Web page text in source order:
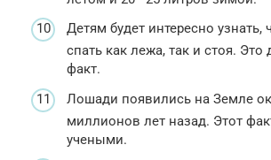
Детям будет интересно узнать,
спать как лежа, так и стоя.
факт.
Лошади появились на Земле
миллионов лет назад. Этот
учеными.